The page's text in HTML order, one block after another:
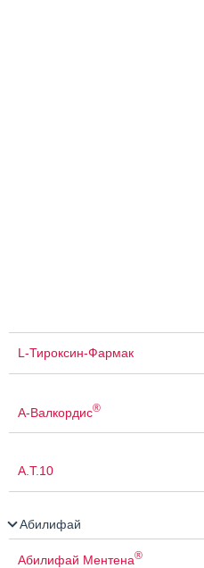
L-Тироксин-Фармак
А-Валкордис®
А.Т.10
Абилифай
Абилифай Ментена®